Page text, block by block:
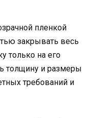
пленкой
закрывать весь
только на его
толщину и размеры
требований и